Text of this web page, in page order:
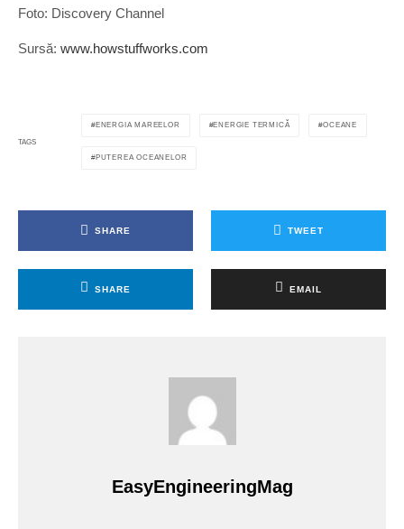
Foto: Discovery Channel
Sursă: www.howstuffworks.com
TAGS
ENERGIA MAREELOR ENERGIE TERMICĂ OCEANE
PUTEREA OCEANELOR
SHARE TWEET
SHARE EMAIL
EasyEngineeringMag